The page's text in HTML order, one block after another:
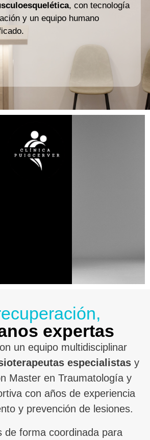
, con tecnología
y un equipo humano
expertas
un equipo multidisciplinar
especialistasy
Master en Traumatología y
con años de experiencia
y prevención de lesiones.
de forma coordinada para